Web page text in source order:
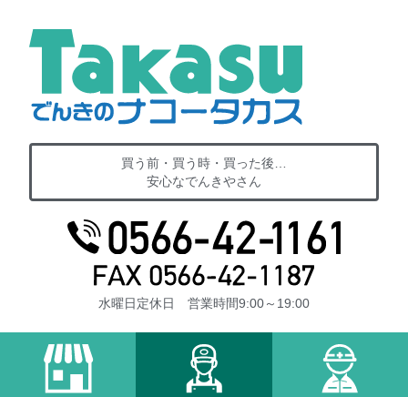
買う前・買う時・買った後…
安心なでんきやさん
水曜日定休日 営業時間9:00～19:00